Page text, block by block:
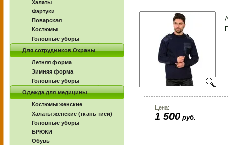
Халаты
Фартуки
Поварская
Костюмы
Головные уборы
Для сотрудников Охраны
Летняя форма
Зимняя форма
Головные уборы
Одежда для медицины
Костюмы женские
Халаты женские (ткань тиси)
Головные уборы
БРЮКИ
Обувь
Цена:
1 500руб.